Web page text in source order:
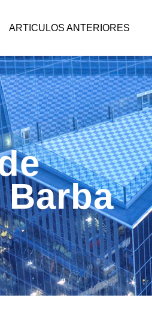
ARTICULOS ANTERIORES